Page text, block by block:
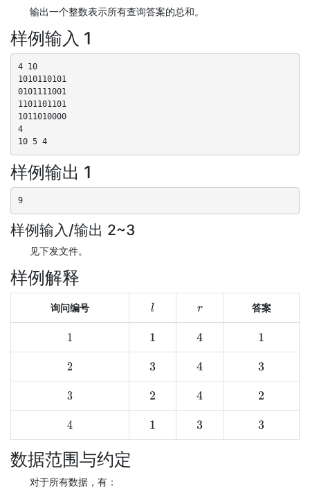
输出一个整数表示所有查询答案的总和。
样例输入 1
4 10
1010110101
0101111001
1101101101
1011010000
4
10 5 4
样例输出 1
9
样例输入/输出 2~3
见下发文件。
样例解释
询问编号 l r 答案
1 1 4 1
2 3 4 3
3 2 4 2
4 1 3 3
数据范围与约定
对于所有数据，有：